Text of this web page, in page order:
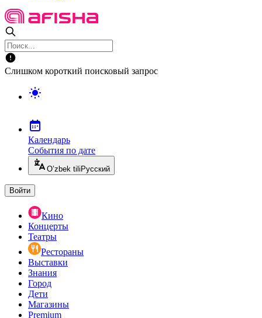
Слишком короткий поисковый запрос
Календарь
События по дате
O’zbek tili Русский
Войти
Кино
Концерты
Театры
Рестораны
Выставки
Знания
Город
Дети
Магазины
Premium